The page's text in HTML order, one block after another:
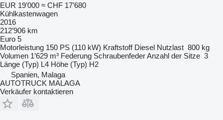
EUR 19’000 ≈ CHF 17’680
Kühlkastenwagen
2016
212’906 km
Euro 5
Motorleistung 150 PS (110 kW) Kraftstoff Diesel Nutzlast 800 kg
Volumen 1’629 m³ Federung SchraubenfederAnzahl der Sitze 3
Länge (Typ) L4 Höhe (Typ) H2
Spanien, Malaga
AUTOTRUCK MALAGA
Verkäufer kontaktieren